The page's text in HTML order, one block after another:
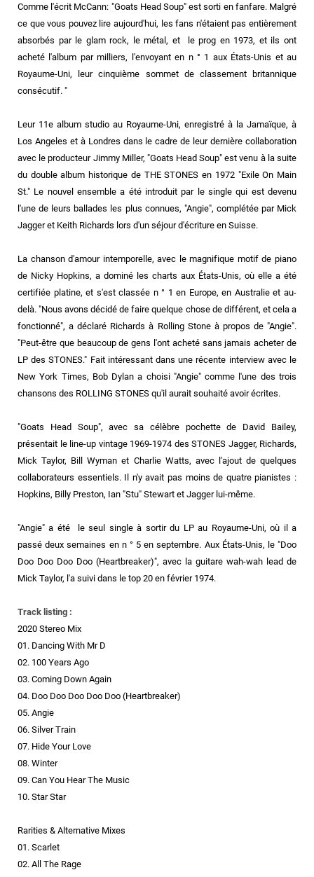
Comme l'écrit McCann: "Goats Head Soup" est sorti en fanfare. Malgré
ce que vous pouvez lire aujourd'hui, les fans n'étaient pas entièrement
absorbés par le glam rock, le métal, et le prog en 1973, et ils ont
acheté l'album par milliers, l'envoyant en n ° 1 aux États-Unis et au
Royaume-Uni, leur cinquième sommet de classement britannique
consécutif. "
Leur 11e album studio au Royaume-Uni, enregistré à la Jamaïque, à
Los Angeles et à Londres dans le cadre de leur dernière collaboration
avec le producteur Jimmy Miller, "Goats Head Soup" est venu à la suite
du double album historique de THE STONES en 1972 "Exile On Main
St." Le nouvel ensemble a été introduit par le single qui est devenu
l'une de leurs ballades les plus connues, "Angie", complétée par Mick
Jagger et Keith Richards lors d'un séjour d'écriture en Suisse.
La chanson d'amour intemporelle, avec le magnifique motif de piano
de Nicky Hopkins, a dominé les charts aux États-Unis, où elle a été
certifiée platine, et s'est classée n ° 1 en Europe, en Australie et au-
delà. "Nous avons décidé de faire quelque chose de différent, et cela a
fonctionné", a déclaré Richards à Rolling Stone à propos de "Angie".
"Peut-être que beaucoup de gens l'ont acheté sans jamais acheter de
LP des STONES." Fait intéressant dans une récente interview avec le
New York Times, Bob Dylan a choisi "Angie" comme l'une des trois
chansons des ROLLING STONES qu'il aurait souhaité avoir écrites.
"Goats Head Soup", avec sa célèbre pochette de David Bailey,
présentait le line-up vintage 1969-1974 des STONES Jagger, Richards,
Mick Taylor, Bill Wyman et Charlie Watts, avec l'ajout de quelques
collaborateurs essentiels. Il n'y avait pas moins de quatre pianistes :
Hopkins, Billy Preston, Ian "Stu" Stewart et Jagger lui-même.
"Angie" a été le seul single à sortir du LP au Royaume-Uni, où il a
passé deux semaines en n ° 5 en septembre. Aux États-Unis, le "Doo
Doo Doo Doo Doo (Heartbreaker)", avec la guitare wah-wah lead de
Mick Taylor, l'a suivi dans le top 20 en février 1974.
Track listing :
2020 Stereo Mix
01. Dancing With Mr D
02. 100 Years Ago
03. Coming Down Again
04. Doo Doo Doo Doo Doo (Heartbreaker)
05. Angie
06. Silver Train
07. Hide Your Love
08. Winter
09. Can You Hear The Music
10. Star Star
Rarities & Alternative Mixes
01. Scarlet
02. All The Rage